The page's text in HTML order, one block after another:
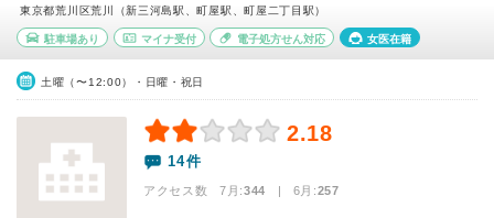
東京都荒川区荒川（新三河島駅、町屋駅、町屋二丁目駅）
駐車場あり マイナ受付 電子処方せん対応 女医在籍
土曜（〜12:00）・日曜・祝日
2.18
14件
アクセス数 7月:344 | 6月:257